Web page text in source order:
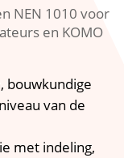
NEN 1010 voor
en KOMO
bouwkundige
van de
met indeling,